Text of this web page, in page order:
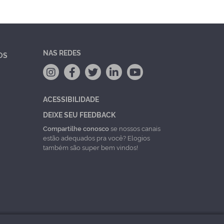
NAS REDES
ACESSIBILIDADE
DEIXE SEU FEEDBACK
Compartilhe conoscose nossos canais
estão adequados pra você? Elogios
também são super bem vindos!